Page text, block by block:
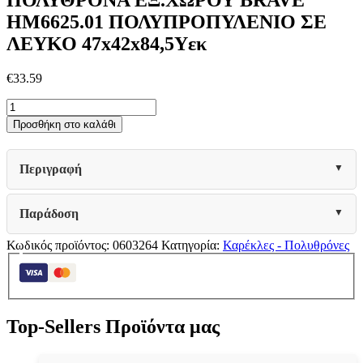
HM6625.01 ΠΟΛΥΠΡΟΠΥΛΕΝΙΟ ΣΕ
ΛΕΥΚΟ 47x42x84,5Υεκ
€33.59
ΠΟΛΥΘΡΟΝΑ
ΕΞ.ΧΩΡΟΥ
BRAVE
HM6625.01
ΠΟΛΥΠΡΟΠΥΛΕΝΙΟ
ΣΕ
ΛΕΥΚΟ
47x42x84,5Υεκ
ποσότητα
Προσθήκη στο καλάθι
Περιγραφή
Παράδοση
Κωδικός προϊόντος: 0603264 Κατηγορία: Καρέκλες - Πολυθρόνες
Top-Sellers Προϊόντα μας